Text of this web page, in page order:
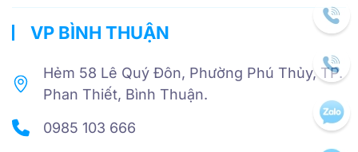
VP BÌNH THUẬN
Hẻm 58 Lê Quý Đôn, Phường Phú Thủy, TP.
Phan Thiết, Bình Thuận.
0985 103 666